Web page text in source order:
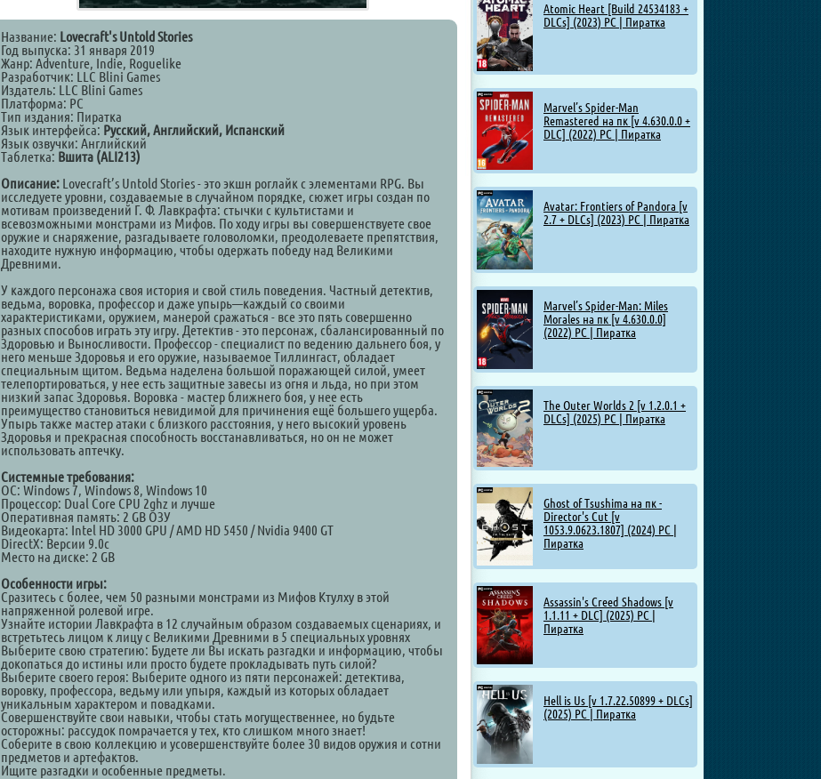
Atomic Heart [Build 24534183 +
DLCs] (2023) PC | Пиратка
Marvel’s Spider-Man
Remastered на пк [v 4.630.0.0 +
DLC] (2022) PC | Пиратка
Avatar: Frontiers of Pandora [v
2.7 + DLCs] (2023) PC | Пиратка
Marvel’s Spider-Man: Miles
Morales на пк [v 4.630.0.0]
(2022) PC | Пиратка
The Outer Worlds 2 [v 1.2.0.1 +
DLCs] (2025) PC | Пиратка
Ghost of Tsushima на пк -
Director's Cut [v
1053.9.0623.1807] (2024) PC |
Пиратка
Assassin's Creed Shadows [v
1.1.11 + DLC] (2025) PC |
Пиратка
Hell is Us [v 1.7.22.50899 + DLCs]
(2025) PC | Пиратка
Название: Lovecraft's Untold Stories
Год выпуска: 31 января 2019
Жанр: Adventure, Indie, Roguelike
Разработчик: LLC Blini Games
Издатель: LLC Blini Games
Платформа: PC
Тип издания: Пиратка
Язык интерфейса: Русский, Английский, Испанский
Язык озвучки: Английский
Таблетка: Вшита (ALI213)
Описание: Lovecraft’s Untold Stories - это экшн роглайк с элементами RPG. Вы
исследуете уровни, создаваемые в случайном порядке, сюжет игры создан по
мотивам произведений Г. Ф. Лавкрафта: стычки с культистами и
всевозможными монстрами из Мифов. По ходу игры вы совершенствуете свое
оружие и снаряжение, разгадываете головоломки, преодолеваете препятствия,
находите нужную информацию, чтобы одержать победу над Великими
Древними.
У каждого персонажа своя история и свой стиль поведения. Частный детектив,
ведьма, воровка, профессор и даже упырь—каждый со своими
характеристиками, оружием, манерой сражаться - все это пять совершенно
разных способов играть эту игру. Детектив - это персонаж, сбалансированный по
Здоровью и Выносливости. Профессор - специалист по ведению дальнего боя, у
него меньше Здоровья и его оружие, называемое Тиллингаст, обладает
специальным щитом. Ведьма наделена большой поражающей силой, умеет
телепортироваться, у нее есть защитные завесы из огня и льда, но при этом
низкий запас Здоровья. Воровка - мастер ближнего боя, у нее есть
преимущество становиться невидимой для причинения ещё большего ущерба.
Упырь также мастер атаки с близкого расстояния, у него высокий уровень
Здоровья и прекрасная способность восстанавливаться, но он не может
использовать аптечку.
Системные требования:
ОС: Windows 7, Windows 8, Windows 10
Процессор: Dual Core CPU 2ghz и лучше
Оперативная память: 2 GB ОЗУ
Видеокарта: Intel HD 3000 GPU / AMD HD 5450 / Nvidia 9400 GT
DirectX: Версии 9.0c
Место на диске: 2 GB
Особенности игры:
Сразитесь с более, чем 50 разными монстрами из Мифов Ктулху в этой
напряженной ролевой игре.
Узнайте истории Лавкрафта в 12 случайным образом создаваемых сценариях, и
встретьтесь лицом к лицу с Великими Древними в 5 специальных уровнях
Выберите свою стратегию: Будете ли Вы искать разгадки и информацию, чтобы
докопаться до истины или просто будете прокладывать путь силой?
Выберите своего героя: Выберите одного из пяти персонажей: детектива,
воровку, профессора, ведьму или упыря, каждый из которых обладает
уникальным характером и повадками.
Совершенствуйте свои навыки, чтобы стать могущественнее, но будьте
осторожны: рассудок помрачается у тех, кто слишком много знает!
Соберите в свою коллекцию и усовершенствуйте более 30 видов оружия и сотни
предметов и артефактов.
Ищите разгадки и особенные предметы.